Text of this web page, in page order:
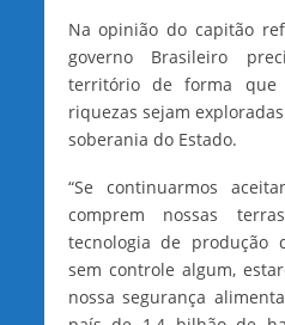
Na opinião do capitão
governo Brasileiro
território de forma
riquezas sejam
soberania do Estado.
“Se continuarmos
comprem nossas
tecnologia de produção
sem controle algum,
nossa segurança